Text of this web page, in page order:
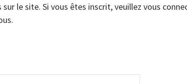
le site. Si vous êtes inscrit, veuillez vous